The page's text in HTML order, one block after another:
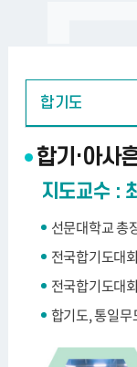
합기도
합기·아사
지도교수 :
선문대학교 총
전국합기도대
전국합기도대
합기도, 통일